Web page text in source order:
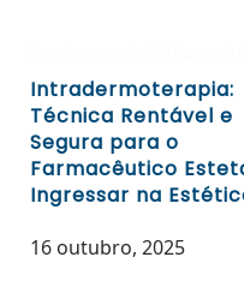
Intradermoterapia:
Técnica Rentável e
Segura para o
Farmacêutico
Ingressar na
16 outubro, 2025